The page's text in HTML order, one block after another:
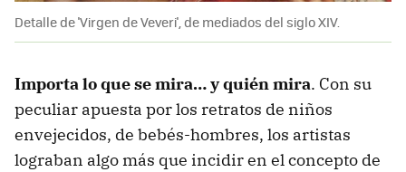
Detalle de 'Virgen de Veveri', de mediados del siglo XIV.
Importa lo que se mira… y quién mira. Con su
peculiar apuesta por los retratos de niños
envejecidos, de bebés-hombres, los artistas
lograban algo más que incidir en el concepto de